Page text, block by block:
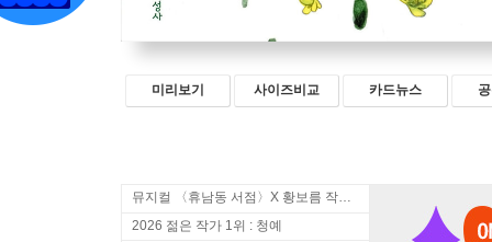
미리보기 사이즈비교 카드뉴스
뮤지컬 〈휴남동 서점〉X 황보름 작가 북토크
2026 젊은 작가 1위 : 청예